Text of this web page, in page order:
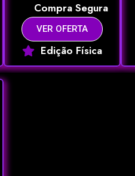
Compra Segura
VER OFERTA
Edição Física